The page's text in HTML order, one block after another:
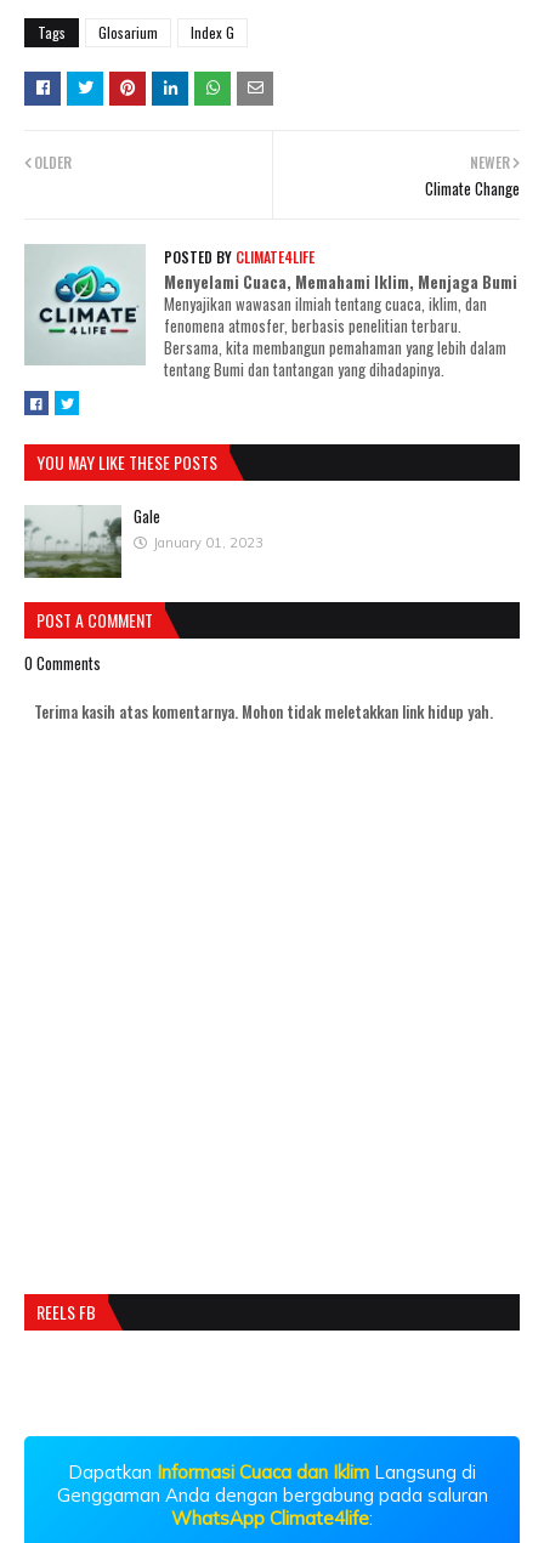
Tags Glosarium Index G
NEWER
Climate Change
OLDER
POSTED BY CLIMATE4LIFE
Menyelami Cuaca, Memahami Iklim, Menjaga Bumi
Menyajikan wawasan ilmiah tentang cuaca, iklim, dan
fenomena atmosfer, berbasis penelitian terbaru.
Bersama, kita membangun pemahaman yang lebih dalam
tentang Bumi dan tantangan yang dihadapinya.
YOU MAY LIKE THESE POSTS
Gale
January 01, 2023
POST A COMMENT
0 Comments
Terima kasih atas komentarnya. Mohon tidak meletakkan link hidup yah.
REELS FB
Dapatkan Informasi Cuaca dan Iklim Langsung di
Genggaman Anda dengan bergabung pada saluran
WhatsApp Climate4life: